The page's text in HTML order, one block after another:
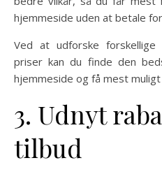
hjemmeside uden at betale
Ved at udforske forskellige
priser kan du finde den
hjemmeside og få mest
3. Udnyt
tilbud